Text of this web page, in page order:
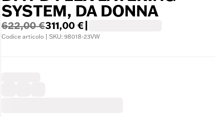
SYSTEM, DA DONNA
622,00 €311,00 €
Codice articolo | SKU: 98018-23VW